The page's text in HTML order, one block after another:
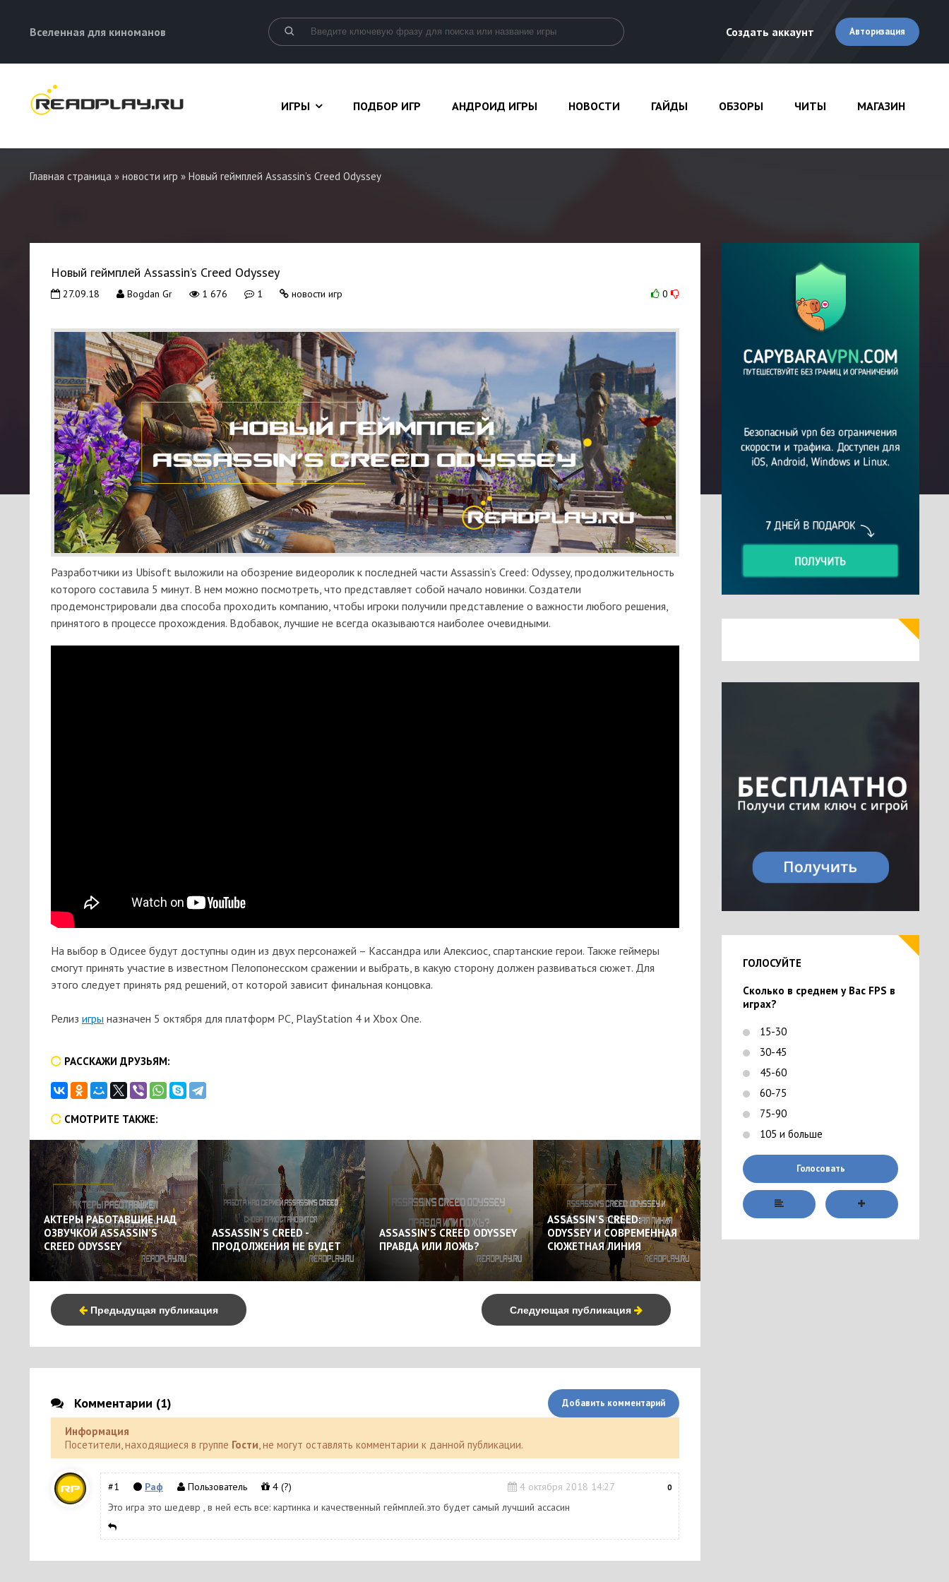
Вселенная для киноманов Создать аккаунт Авторизация
ИГРЫ ПОДБОР ИГР АНДРОИД ИГРЫ НОВОСТИ ГАЙДЫ ОБЗОРЫ ЧИТЫ МАГАЗИН
Главная страница » новости игр » Новый геймплей Assassin’s Creed Odyssey
Новый геймплей Assassin’s Creed Odyssey
0
27.09.18 Bogdan Gr 1 676 1 новости игр
Разработчики из Ubisoft выложили на обозрение видеоролик к последней части Assassin’s Creed: Odyssey, продолжительность
которого составила 5 минут. В нем можно посмотреть, что представляет собой начало новинки. Создатели
продемонстрировали два способа проходить компанию, чтобы игроки получили представление о важности любого решения,
принятого в процессе прохождения. Вдобавок, лучшие не всегда оказываются наиболее очевидными.
На выбор в Одисее будут доступны один из двух персонажей – Кассандра или Алексиос, спартанские герои. Также геймеры
смогут принять участие в известном Пелопонесском сражении и выбрать, в какую сторону должен развиваться сюжет. Для
этого следует принять ряд решений, от которой зависит финальная концовка.
Релиз игры назначен 5 октября для платформ PC, PlayStation 4 и Xbox One.
РАССКАЖИ ДРУЗЬЯМ:
СМОТРИТЕ ТАКЖЕ:
АКТЕРЫ РАБОТАВШИЕ НАД
ОЗВУЧКОЙ ASSASSIN’S
CREED ODYSSEY
ASSASSIN'S CREED -
ПРОДОЛЖЕНИЯ НЕ БУДЕТ
ASSASSIN'S CREED ODYSSEY
ПРАВДА ИЛИ ЛОЖЬ?
ASSASSIN'S CREED:
ODYSSEY И СОВРЕМЕННАЯ
СЮЖЕТНАЯ ЛИНИЯ
Предыдущая публикация Следующая публикация
Комментарии (1) Добавить комментарий
Информация
Посетители, находящиеся в группе Гости , не могут оставлять комментарии к данной публикации.
#1 Раф Пользователь 4 октября 2018 14:27
4 (?) 0
Это игра это шедевр , в ней есть все: картинка и качественный геймплей.это будет самый лучший ассасин
ГОЛОСУЙТЕ
Сколько в среднем у Вас FPS в
играх?
15-30
30-45
45-60
60-75
75-90
105 и больше
Голосовать